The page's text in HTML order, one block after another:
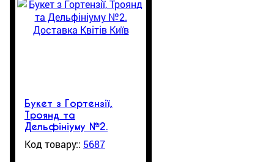
Букет з Гортензії,
Троянд та
Дельфініуму №2.
Доставка Квітів Київ
5687